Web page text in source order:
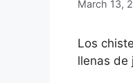
March 13,
Los
llenas de